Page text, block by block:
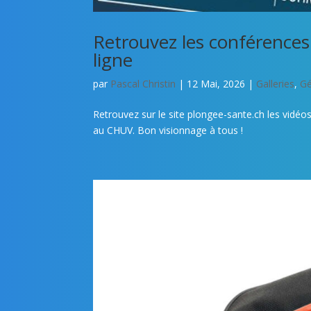
Retrouvez les
ligne
par Pascal Christin | 12 Mai, 2026 | Galleries,
Retrouvez sur le site plongee-sante.ch les
au CHUV. Bon visionnage à tous !